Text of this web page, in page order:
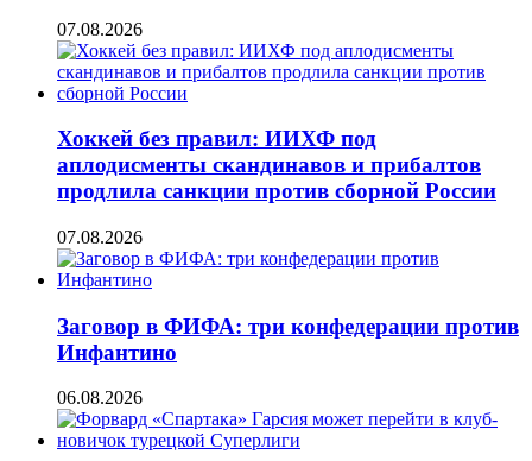
07.08.2026
Хоккей без правил: ИИХФ под
аплодисменты скандинавов и прибалтов
продлила санкции против сборной России
07.08.2026
Заговор в ФИФА: три конфедерации против
Инфантино
06.08.2026